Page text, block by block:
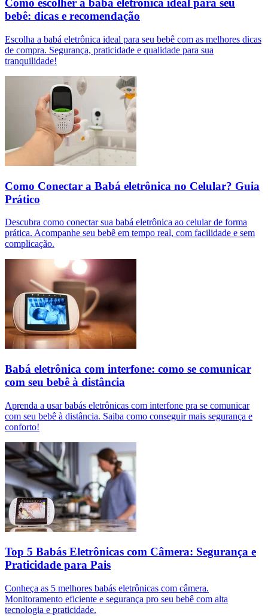
Como escolher a babá eletrônica ideal para seu
bebê: dicas e recomendação
Escolha a babá eletrônica ideal para seu bebê com as melhores dicas
de compra. Segurança, praticidade e qualidade para sua
tranquilidade!
Como Conectar a Babá eletrônica no Celular? Guia
Prático
Descubra como conectar sua babá eletrônica ao celular de forma
prática. Acompanhe seu bebê em tempo real, com facilidade e sem
complicação.
Babá eletrônica com interfone: como se comunicar
com seu bebê à distância
Aprenda a usar babás eletrônicas com interfone pra se comunicar
com seu bebê à distância. Saiba como conseguir mais segurança e
conforto!
Top 5 Babás Eletrônicas com Câmera: Segurança e
Praticidade para Pais
Conheça as 5 melhores babás eletrônicas com câmera.
Monitoramento eficiente e segurança pro seu bebê com alta
tecnologia e praticidade.